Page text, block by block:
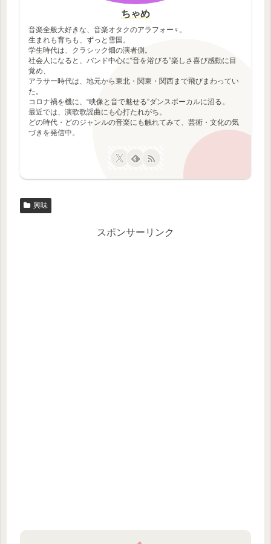
ちゃめ
音楽全般大好きな、音楽オタクのアラフォー♀。
生まれも育ちも、ずっと雪国。
学生時代は、クラシック畑の演者側。
社会人になると、バンド中心に“音を浴びる”楽しさ喜び感動に目
覚め、
アラサー時代は、地元から東北・関東・関西まで飛びまわってい
た。
コロナ禍を機に、“映像と音で魅せる”ダンスボーカルに沼る。
最近では、演歌歌謡曲にも心打たれがち。
どの時代・どのジャンルの音楽にも触れてみて、芸術・文化の気
づきを発信中。
興味
スポンサーリンク